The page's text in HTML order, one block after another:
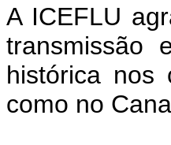
A ICEFLU
transmissão
histórica nos
como no